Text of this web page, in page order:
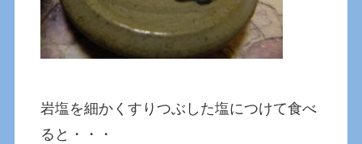
岩塩を細かくすりつぶした塩につけて食べ
ると・・・